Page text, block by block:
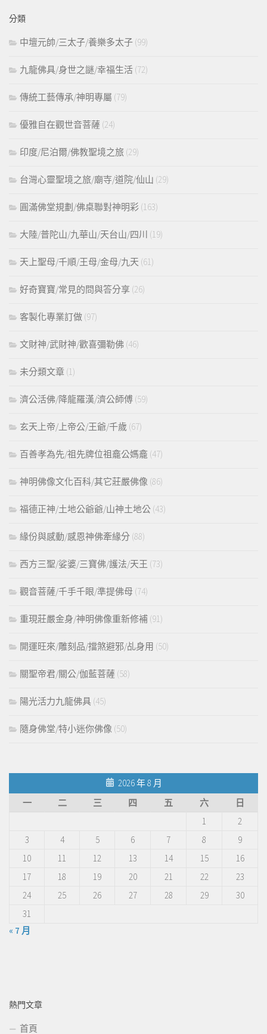
字:
分類
中壇元帥/三太子/養樂多太子 (99)
九龍佛具/身世之謎/幸福生活 (72)
傳統工藝傳承/神明專屬 (79)
優雅自在觀世音菩薩 (24)
印度/尼泊爾/佛教聖境之旅 (29)
台灣心靈聖境之旅/廟寺/道院/仙山 (29)
圓滿佛堂規劃/佛桌聯對神明彩 (163)
大陸/普陀山/九華山/天台山/四川 (19)
天上聖母/千順/王母/金母/九天 (61)
好奇寶寶/常見的問與答分享 (26)
客製化專業訂做 (97)
文財神/武財神/歡喜彌勒佛 (46)
未分類文章 (1)
濟公活佛/降龍羅漢/濟公師傅 (59)
玄天上帝/上帝公/王爺/千歲 (67)
百善孝為先/祖先牌位祖龕公媽龕 (47)
神明佛像文化百科/其它莊嚴佛像 (86)
福德正神/土地公爺爺/山神土地公 (43)
緣份與感動/感恩神佛牽緣分 (88)
西方三聖/娑婆/三寶佛/護法/天王 (73)
觀音菩薩/千手千眼/準提佛母 (74)
重現莊嚴金身/神明佛像重新修補 (91)
開運旺來/雕刻品/擋煞避邪/乩身用 (50)
關聖帝君/關公/伽藍菩薩 (58)
陽光活力九龍佛具 (45)
隨身佛堂/特小迷你佛像 (50)
2026 年 8 月
一
二 三 四 五 六
日
1
2
3
4 5 6 7 8
9
10
11 12 13 14 15
16
17
18 19 20 21 22
23
24
25 26 27 28 29
30
31
« 7 月
熱門文章
首頁